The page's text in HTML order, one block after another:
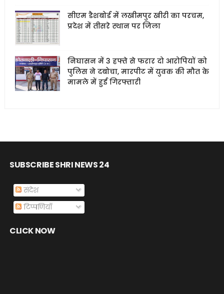
सीएम डैशबोर्ड में लखीमपुर खीरी का परचम,
प्रदेश में तीसरे स्थान पर जिला
निघासन में 3 हफ्ते से फरार दो आरोपियों को
पुलिस ने दबोचा, मारपीट में युवक की मौत के
मामले में हुई गिरफ्तारी
SUBSCRIBE SHRI NEWS 24
संदेश
टिप्पणियाँ
CLICK NOW